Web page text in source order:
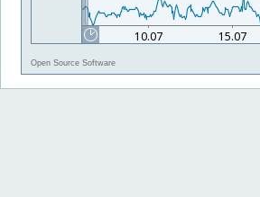
Open Source Software